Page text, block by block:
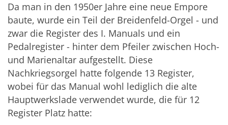
Da man in den 1950er Jahre eine neue Empore
baute, wurde ein Teil der Breidenfeld-Orgel - und
zwar die Register des I. Manuals und ein
Pedalregister - hinter dem Pfeiler zwischen Hoch-
und Marienaltar aufgestellt. Diese
Nachkriegsorgel hatte folgende 13 Register,
wobei für das Manual wohl lediglich die alte
Hauptwerkslade verwendet wurde, die für 12
Register Platz hatte: